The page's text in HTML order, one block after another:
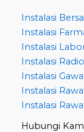
Instalasi
Instalasi
Instalasi
Instalasi
Instalasi
Instalasi
Instalasi
Hubungi